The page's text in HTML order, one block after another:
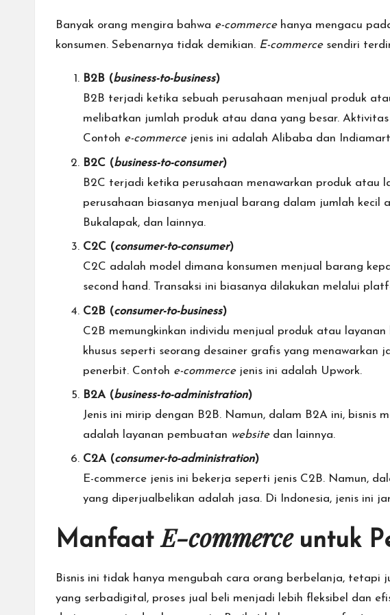
Banyak orang mengira bahwa e-commercehanya mengacu
konsumen. Sebenarnya tidak demikian. E-commerce sendiri
B2B (business-to-business)
B2B terjadi ketika sebuah perusahaan menjual produk
melibatkan jumlah produk atau dana yang besar.
Contoh e-commercejenis ini adalah Alibaba dan
B2C (business-to-consumer)
B2C terjadi ketika perusahaan menawarkan produk atau
perusahaan biasanya menjual barang dalam jumlah kecil
Bukalapak, dan lainnya.
C2C (consumer-to-consumer)
C2C adalah model dimana konsumen menjual barang
second hand. Transaksi ini biasanya dilakukan melalui
C2B (consumer-to-business)
C2B memungkinkan individu menjual produk atau
khusus seperti seorang desainer grafis yang
penerbit. Contoh e-commerce jenis ini adalah Upwork.
B2A (business-to-administration)
Jenis ini mirip dengan B2B. Namun, dalam B2A ini,
adalah layanan pembuatan website dan lainnya.
C2A (consumer-to-administration)
E-commerce jenis ini bekerja seperti jenis C2B. Namun,
yang diperjualbelikan adalah jasa. Di Indonesia, jenis ini
ManfaatE-commerce untuk
Bisnis ini tidak hanya mengubah cara orang berbelanja, tetapi
yang serbadigital, proses jual beli menjadi lebih fleksibel dan